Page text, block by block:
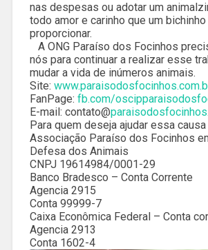
nas despesas ou adotar um
todo amor e carinho que um
proporcionar.
A ONG Paraíso dos Focinhos
nós para continuar a realizar esse
mudar a vida de inúmeros animais.
Site:
FanPage: fb.com/
E-mail: contato@
Para quem deseja ajudar essa causa
Associação Paraíso dos Focinhos
Defesa dos Animais
CNPJ 19614984/0001-29
Banco Bradesco – Conta Corrente
Agencia 2915
Conta 99999-7
Caixa Econômica Federal – Conta
Agencia 2913
Conta 1602-4